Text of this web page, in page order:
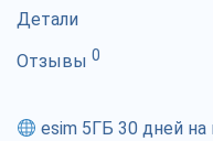
Детали
Отзывы 0
esim 5ГБ 30 дней